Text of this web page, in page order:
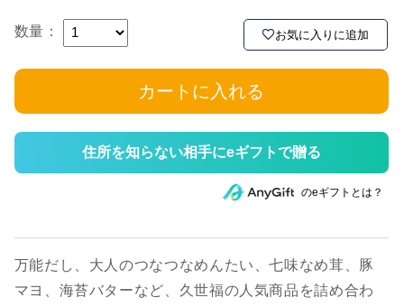
数量： お気に入りに追加
カートに入れる
住所を知らない相手にeギフトで贈る
のeギフトとは？
万能だし、大人のつなつなめんたい、七味なめ茸、豚
マヨ、海苔バターなど、久世福の人気商品を詰め合わ